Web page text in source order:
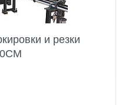
и резки